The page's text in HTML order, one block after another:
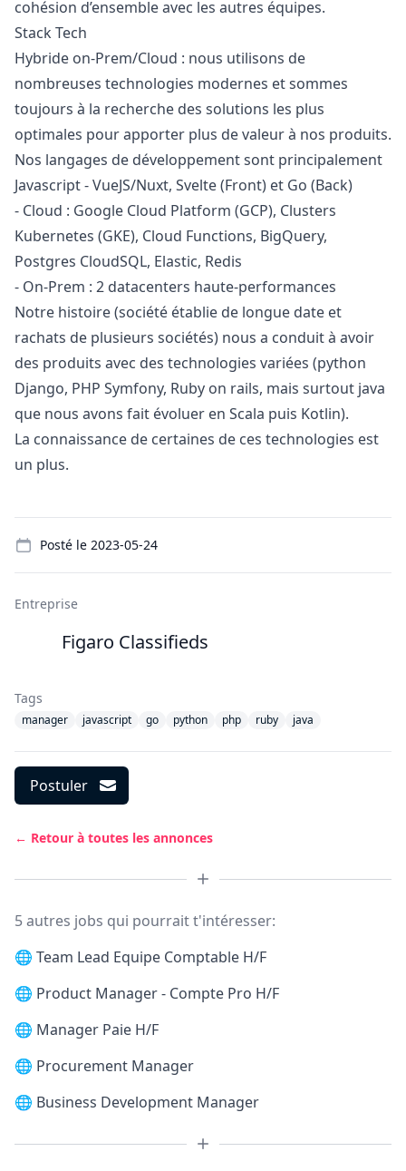
cohésion d’ensemble avec les autres équipes.
Stack Tech
Hybride on-Prem/Cloud : nous utilisons de
nombreuses technologies modernes et sommes
toujours à la recherche des solutions les plus
optimales pour apporter plus de valeur à nos produits.
Nos langages de développement sont principalement
Javascript- VueJS/Nuxt, Svelte (Front) et Go (Back)
- Cloud : Google Cloud Platform (GCP), Clusters
Kubernetes (GKE), Cloud Functions, BigQuery,
Postgres CloudSQL, Elastic, Redis
- On-Prem : 2 datacenters haute-performances
Notre histoire (société établie de longue date et
rachats de plusieurs sociétés) nous a conduit à avoir
des produits avec des technologies variées (python
Django, PHP Symfony, Ruby on rails, mais surtout java
que nous avons fait évoluer en Scala puis Kotlin).
La connaissance de certaines de ces technologies est
un plus.
Posté le 2023-05-24
Entreprise
Figaro Classifieds
Tags
manager javascript go python php ruby java
Postuler
← Retour à toutes les annonces
5 autres jobs qui pourrait t'intéresser:
🌐 Team Lead Equipe Comptable H/F
🌐 Product Manager - Compte Pro H/F
🌐 Manager Paie H/F
🌐 Procurement Manager
🌐 Business Development Manager